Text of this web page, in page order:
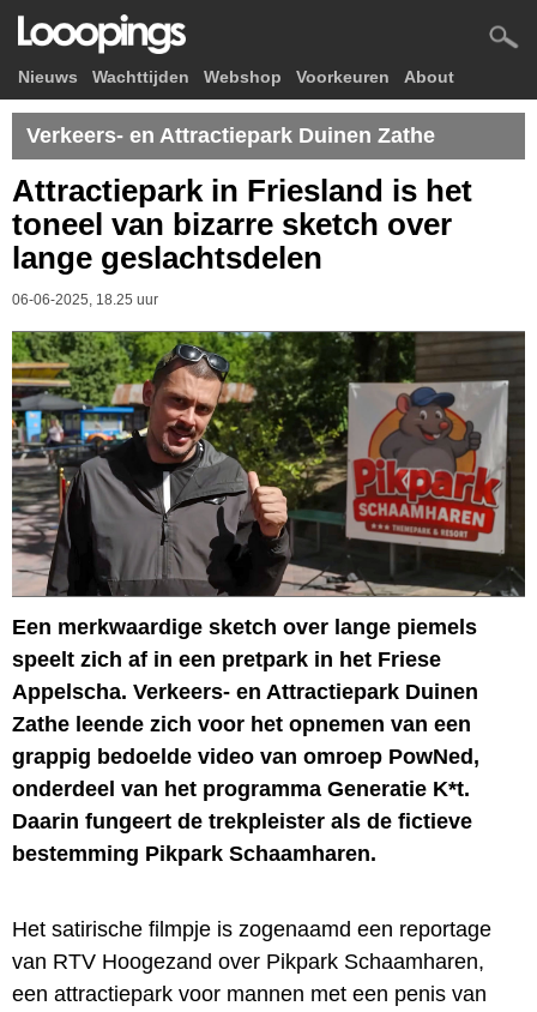
Nieuws Wachttijden Webshop Voorkeuren About
Verkeers- en Attractiepark Duinen Zathe
Attractiepark in Friesland is het
toneel van bizarre sketch over
lange geslachtsdelen
06-06-2025, 18.25 uur
Een merkwaardige sketch over lange piemels
speelt zich af in een pretpark in het Friese
Appelscha. Verkeers- en Attractiepark Duinen
Zathe leende zich voor het opnemen van een
grappig bedoelde video van omroep PowNed,
onderdeel van het programma Generatie K*t.
Daarin fungeert de trekpleister als de fictieve
bestemming Pikpark Schaamharen.
Het satirische filmpje is zogenaamd een reportage
van RTV Hoogezand over Pikpark Schaamharen,
een attractiepark voor mannen met een penis van